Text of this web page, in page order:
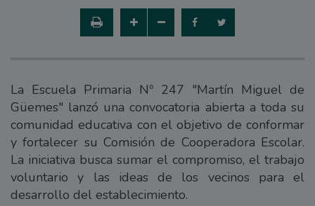
La Escuela Primaria Nº 247 "Martín Miguel de
Güemes" lanzó una convocatoria abierta a toda su
comunidad educativa con el objetivo de conformar
y fortalecer su Comisión de Cooperadora Escolar.
La iniciativa busca sumar el compromiso, el trabajo
voluntario y las ideas de los vecinos para el
desarrollo del establecimiento.